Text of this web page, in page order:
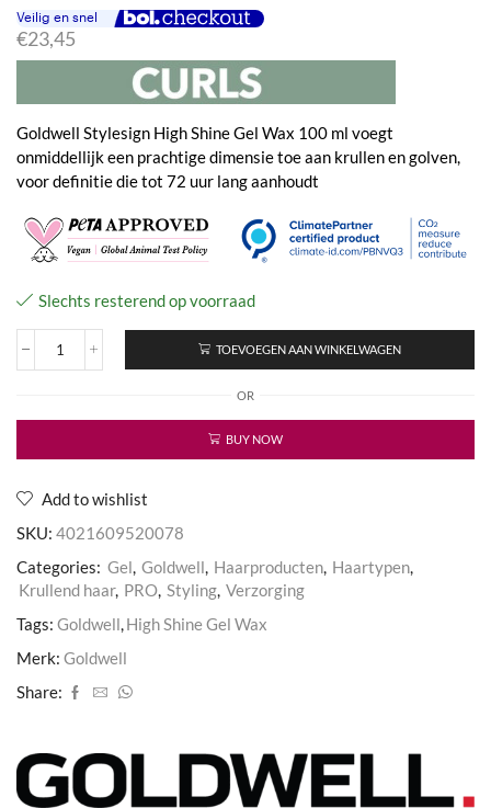
€23,45
Goldwell Stylesign High Shine Gel Wax 100 ml voegt
onmiddellijk een prachtige dimensie toe aan krullen en golven,
voor definitie die tot 72 uur lang aanhoudt
Slechts resterend op voorraad
Stylesign
Gel
aantal
TOEVOEGEN AAN WINKELWAGEN
OR
BUY NOW
Add to wishlist
SKU: 4021609520078
Categories: Gel Goldwell Haarproducten Haartypen
Krullend haar, PRO Styling Verzorging
Tags: Goldwell High Shine Gel Wax
Merk: Goldwell
Share: